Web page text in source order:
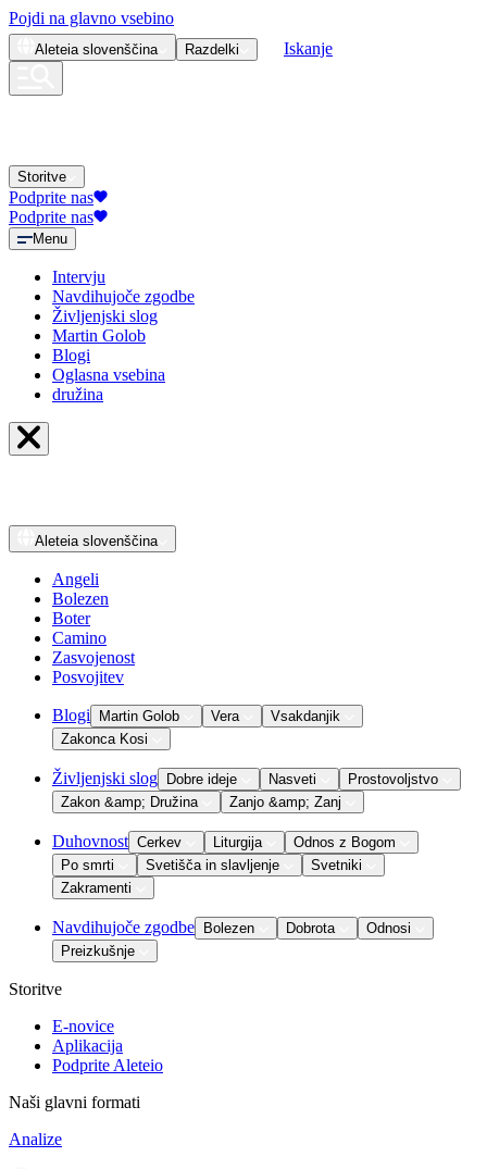
Pojdi na glavno vsebino
Aleteia slovenščina Razdelki Iskanje
Storitve
Podprite nas
Podprite nas
Menu
Intervju
Navdihujoče zgodbe
Življenjski slog
Martin Golob
Blogi
Oglasna vsebina
družina
Aleteia slovenščina
Angeli
Bolezen
Boter
Camino
Zasvojenost
Posvojitev
Blogi Martin Golob Vera
Vsakdanjik
Zakonca Kosi
Življenjski slog Dobre ideje Nasveti
Prostovoljstvo
Zakon &amp; Družina
Zanjo &amp; Zanj
Duhovnost Cerkev Liturgija
Odnos z Bogom
Po smrti
Svetišča in slavljenje
Svetniki
Zakramenti
Navdihujoče zgodbe Bolezen Dobrota
Odnosi
Preizkušnje
Storitve
E-novice
Aplikacija
Podprite Aleteio
Naši glavni formati
Analize